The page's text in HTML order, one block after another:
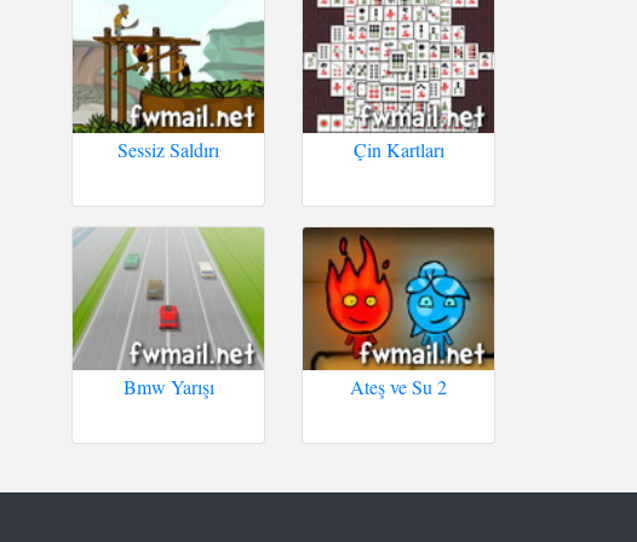
Sessiz Saldırı Çin Kartları
Bmw Yarışı Ateş ve Su 2